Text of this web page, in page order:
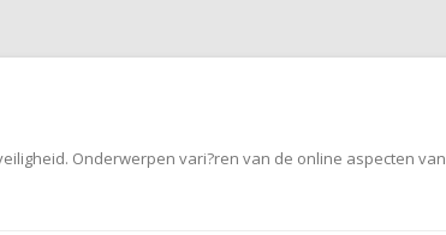
Onderwerpen vari?ren van de online aspecten van